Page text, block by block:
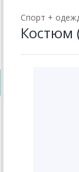
Спорт +
Костюм